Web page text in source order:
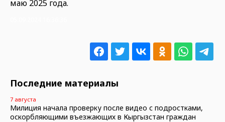
маю 2025 года.
Последние материалы
7 августа
Милиция начала проверку после видео с подростками,
оскорбляющими въезжающих в Кыргызстан граждан